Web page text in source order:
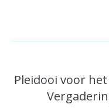
Pleidooi voor